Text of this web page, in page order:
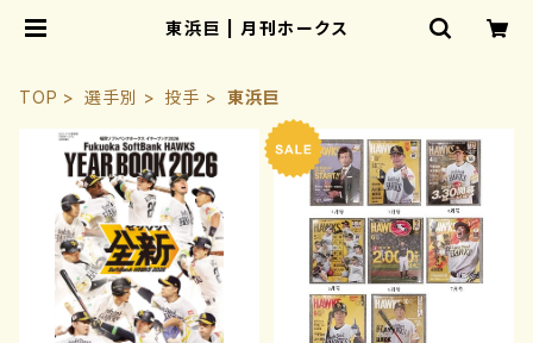
東浜巨 | 月刊ホークス
TOP 選手別 投手 東浜巨